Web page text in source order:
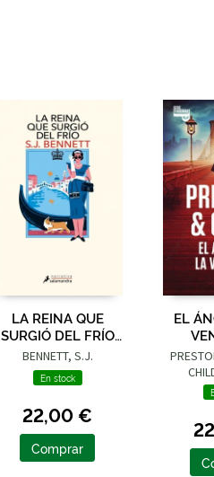
LA REINA QUE
SURGIÓ DEL FRÍO
(SU MAJESTAD, LA
REINA
INVESTIGADORA 5)
BENNETT, S.J.
En stock
22,00 €
Comprar
EL